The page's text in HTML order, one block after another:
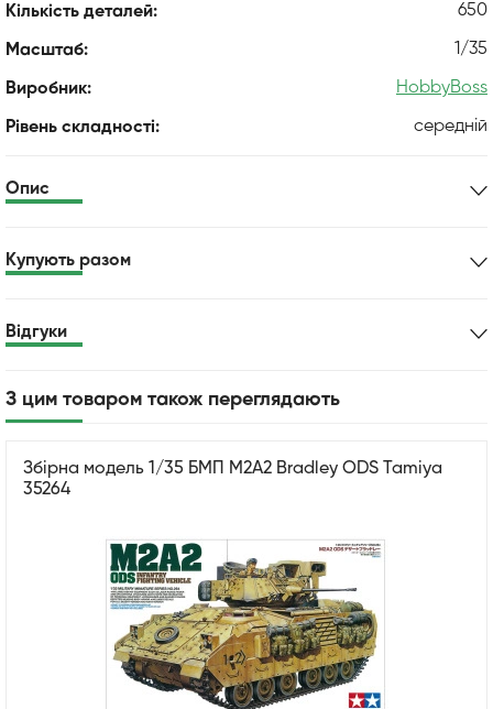
Кількість деталей: 650
Масштаб: 1/35
Виробник: HobbyBoss
Рівень складності: середній
Опис
Купують разом
Відгуки
З цим товаром також переглядають
Збірна модель 1/35 БМП M2A2 Bradley ODS Tamiya
35264